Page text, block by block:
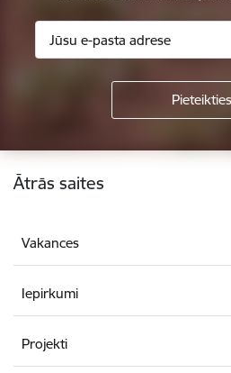
Kājene
Ātrās saites
Vakances
Iepirkumi
Projekti